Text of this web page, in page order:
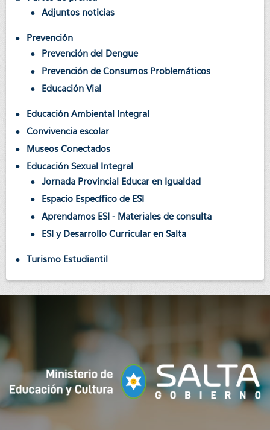
Adjuntos noticias
Prevención
Prevención del Dengue
Prevención de Consumos Problemáticos
Educación Vial
Educación Ambiental Integral
Convivencia escolar
Museos Conectados
Educación Sexual Integral
Jornada Provincial Educar en Igualdad
Espacio Específico de ESI
Aprendamos ESI - Materiales de consulta
ESI y Desarrollo Curricular en Salta
Turismo Estudiantil